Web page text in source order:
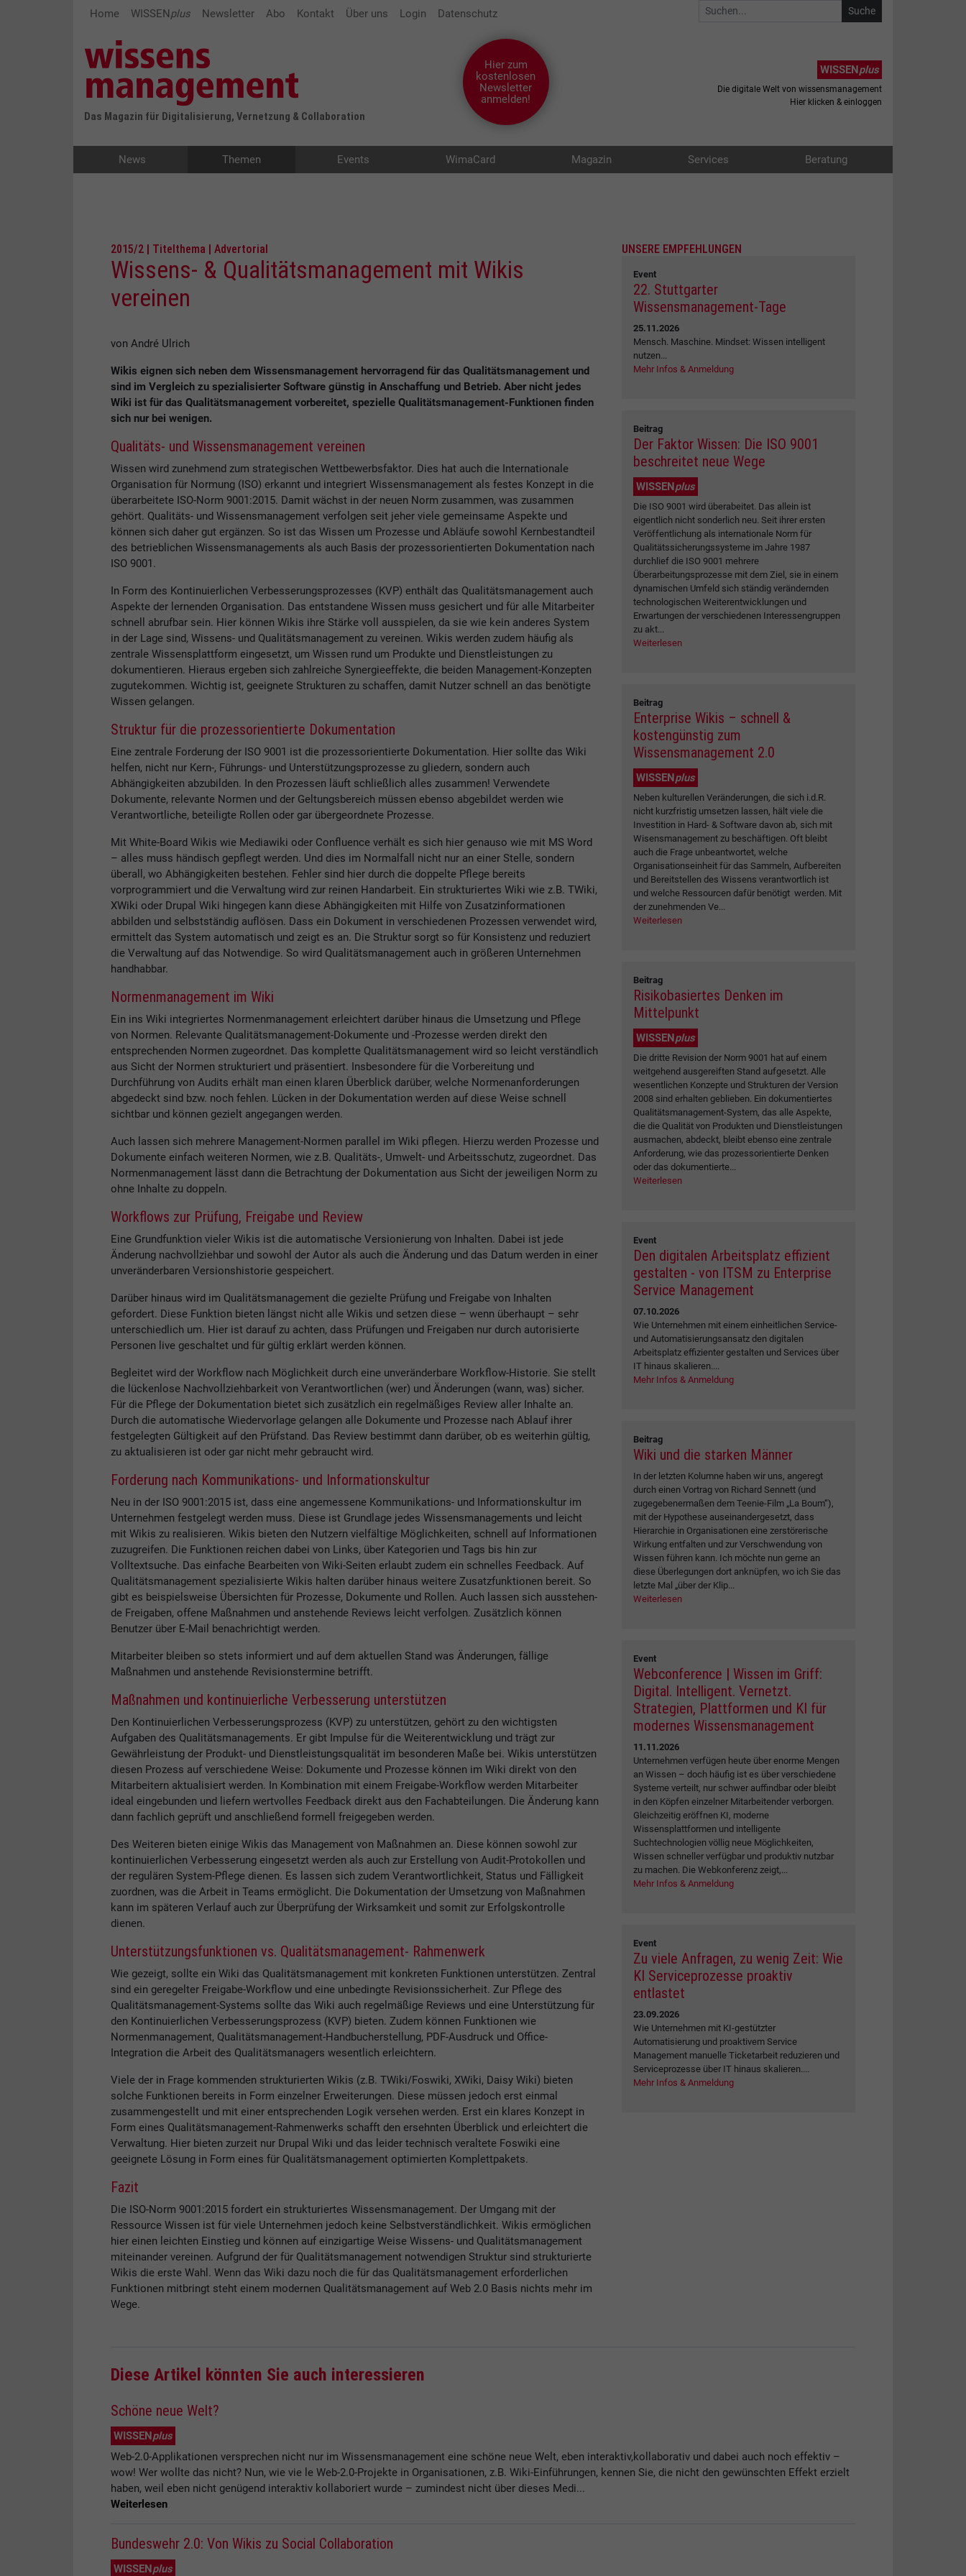
Home WISSENplus Newsletter Abo Kontakt Über uns Login Datenschutz
Das Magazin für Digitalisierung, Vernetzung & Collaboration
Hier zum
kostenlosen
Newsletter
anmelden!
WISSENplus
Die digitale Welt von wissensmanagement
Hier klicken & einloggen
News Themen Events WimaCard Magazin Services Beratung
2015/2 | Titelthema | Advertorial
Wissens- & Qualitätsmanagement mit Wikis
vereinen
von André Ulrich
Wikis eignen sich neben dem Wissensmanagement hervorragend für das Qualitätsmanagement und
sind im Vergleich zu spezialisierter Software günstig in Anschaffung und Betrieb. Aber nicht jedes
Wiki ist für das Qualitätsmanagement vorbereitet, spezielle Qualitätsmanagement-Funktionen finden
sich nur bei wenigen.
Qualitäts- und Wissensmanagement vereinen
Wissen wird zunehmend zum strategischen Wettbewerbsfaktor. Dies hat auch die Internationale
Organisation für Normung (ISO) erkannt und integriert Wissensmanagement als festes Konzept in die
überarbeitete ISO-Norm 9001:2015. Damit wächst in der neuen Norm zusammen, was zusammen
gehört. Qualitäts- und Wissensmanagement verfolgen seit jeher viele gemeinsame Aspekte und
können sich daher gut ergänzen. So ist das Wissen um Prozesse und Abläufe sowohl Kernbestandteil
des betrieblichen Wissensmanagements als auch Basis der prozessorientierten Dokumentation nach
ISO 9001.
In Form des Kontinuierlichen Verbesserungsprozesses (KVP) enthält das Qualitätsmanagement auch
Aspekte der lernenden Organisation. Das entstandene Wissen muss gesichert und für alle Mitarbeiter
schnell abrufbar sein. Hier können Wikis ihre Stärke voll ausspielen, da sie wie kein anderes System
in der Lage sind, Wissens- und Qualitätsmanagement zu vereinen. Wikis werden zudem häufig als
zentrale Wissensplattform eingesetzt, um Wissen rund um Produkte und Dienstleistungen zu
dokumentieren. Hieraus ergeben sich zahlreiche Synergieeffekte, die beiden Management-Konzepten
zugutekommen. Wichtig ist, geeignete Strukturen zu schaffen, damit Nutzer schnell an das benötigte
Wissen gelangen.
Struktur für die prozessorientierte Dokumentation
Eine zentrale Forderung der ISO 9001 ist die prozessorientierte Dokumentation. Hier sollte das Wiki
helfen, nicht nur Kern-, Führungs- und Unterstützungsprozesse zu gliedern, sondern auch
Abhängigkeiten abzubilden. In den Prozessen läuft schließlich alles zusammen! Verwendete
Dokumente, relevante Normen und der Geltungsbereich müssen ebenso abgebildet werden wie
Verantwortliche, beteiligte Rollen oder gar übergeordnete Prozesse.
Mit White-Board Wikis wie Mediawiki oder Confluence verhält es sich hier genauso wie mit MS Word
– alles muss händisch gepflegt werden. Und dies im Normalfall nicht nur an einer Stelle, sondern
überall, wo Abhängigkeiten bestehen. Fehler sind hier durch die doppelte Pflege bereits
vorprogrammiert und die Verwaltung wird zur reinen Handarbeit. Ein strukturiertes Wiki wie z.B. TWiki,
XWiki oder Drupal Wiki hingegen kann diese Abhängigkeiten mit Hilfe von Zusatzinformationen
abbilden und selbstständig auflösen. Dass ein Dokument in verschiedenen Prozessen verwendet wird,
ermittelt das System automatisch und zeigt es an. Die Struktur sorgt so für Konsistenz und reduziert
die Verwaltung auf das Notwendige. So wird Qualitätsmanagement auch in größeren Unternehmen
handhabbar.
Normenmanagement im Wiki
Ein ins Wiki integriertes Normenmanagement erleichtert darüber hinaus die Umsetzung und Pflege
von Normen. Relevante Qualitätsmanagement-Dokumente und -Prozesse werden direkt den
entsprechenden Normen zugeordnet. Das komplette Qualitätsmanagement wird so leicht verständlich
aus Sicht der Normen strukturiert und präsentiert. Insbesondere für die Vorbereitung und
Durchführung von Audits erhält man einen klaren Überblick darüber, welche Normenanforderungen
abgedeckt sind bzw. noch fehlen. Lücken in der Dokumentation werden auf diese Weise schnell
sichtbar und können gezielt angegangen werden.
Auch lassen sich mehrere Management-Normen parallel im Wiki pflegen. Hierzu werden Prozesse und
Dokumente einfach weiteren Normen, wie z.B. Qualitäts-, Umwelt- und Arbeitsschutz, zugeordnet. Das
Normenmanagement lässt dann die Betrachtung der Dokumentation aus Sicht der jeweiligen Norm zu
ohne Inhalte zu doppeln.
Workflows zur Prüfung, Freigabe und Review
Eine Grundfunktion vieler Wikis ist die automatische Versionierung von Inhalten. Dabei ist jede
Änderung nachvollziehbar und sowohl der Autor als auch die Änderung und das Datum werden in einer
unveränderbaren Versionshistorie gespeichert.
Darüber hinaus wird im Qualitätsmanagement die gezielte Prüfung und Freigabe von Inhalten
gefordert. Diese Funktion bieten längst nicht alle Wikis und setzen diese – wenn überhaupt – sehr
unterschiedlich um. Hier ist darauf zu achten, dass Prüfungen und Freigaben nur durch autorisierte
Personen live geschaltet und für gültig erklärt werden können.
Begleitet wird der Workflow nach Möglichkeit durch eine unveränderbare Workflow-Historie. Sie stellt
die lückenlose Nachvollziehbarkeit von Verantwortlichen (wer) und Änderungen (wann, was) sicher.
Für die Pflege der Dokumentation bietet sich zusätzlich ein regelmäßiges Review aller Inhalte an.
Durch die automatische Wiedervorlage gelangen alle Dokumente und Prozesse nach Ablauf ihrer
festgelegten Gültigkeit auf den Prüfstand. Das Review bestimmt dann darüber, ob es weiterhin gültig,
zu aktualisieren ist oder gar nicht mehr gebraucht wird.
Forderung nach Kommunikations- und Informationskultur
Neu in der ISO 9001:2015 ist, dass eine angemessene Kommunikations- und Informationskultur im
Unternehmen festgelegt werden muss. Diese ist Grundlage jedes Wissensmanagements und leicht
mit Wikis zu realisieren. Wikis bieten den Nutzern vielfältige Möglichkeiten, schnell auf Informationen
zuzugreifen. Die Funktionen reichen dabei von Links, über Kategorien und Tags bis hin zur
Volltextsuche. Das einfache Bearbeiten von Wiki-Seiten erlaubt zudem ein schnelles Feedback. Auf
Qualitätsmanagement spezialisierte Wikis halten darüber hinaus weitere Zusatzfunktionen bereit. So
gibt es beispielsweise Übersichten für Prozesse, Dokumente und Rollen. Auch lassen sich ausstehen-
de Freigaben, offene Maßnahmen und anstehende Reviews leicht verfolgen. Zusätzlich können
Benutzer über E-Mail benachrichtigt werden.
Mitarbeiter bleiben so stets informiert und auf dem aktuellen Stand was Änderungen, fällige
Maßnahmen und anstehende Revisionstermine betrifft.
Maßnahmen und kontinuierliche Verbesserung unterstützen
Den Kontinuierlichen Verbesserungsprozess (KVP) zu unterstützen, gehört zu den wichtigsten
Aufgaben des Qualitätsmanagements. Er gibt Impulse für die Weiterentwicklung und trägt zur
Gewährleistung der Produkt- und Dienstleistungsqualität im besonderen Maße bei. Wikis unterstützen
diesen Prozess auf verschiedene Weise: Dokumente und Prozesse können im Wiki direkt von den
Mitarbeitern aktualisiert werden. In Kombination mit einem Freigabe-Workflow werden Mitarbeiter
ideal eingebunden und liefern wertvolles Feedback direkt aus den Fachabteilungen. Die Änderung kann
dann fachlich geprüft und anschließend formell freigegeben werden.
Des Weiteren bieten einige Wikis das Management von Maßnahmen an. Diese können sowohl zur
kontinuierlichen Verbesserung eingesetzt werden als auch zur Erstellung von Audit-Protokollen und
der regulären System-Pflege dienen. Es lassen sich zudem Verantwortlichkeit, Status und Fälligkeit
zuordnen, was die Arbeit in Teams ermöglicht. Die Dokumentation der Umsetzung von Maßnahmen
kann im späteren Verlauf auch zur Überprüfung der Wirksamkeit und somit zur Erfolgskontrolle
dienen.
Unterstützungsfunktionen vs. Qualitätsmanagement- Rahmenwerk
Wie gezeigt, sollte ein Wiki das Qualitätsmanagement mit konkreten Funktionen unterstützen. Zentral
sind ein geregelter Freigabe-Workflow und eine unbedingte Revisionssicherheit. Zur Pflege des
Qualitätsmanagement-Systems sollte das Wiki auch regelmäßige Reviews und eine Unterstützung für
den Kontinuierlichen Verbesserungsprozess (KVP) bieten. Zudem können Funktionen wie
Normenmanagement, Qualitätsmanagement-Handbucherstellung, PDF-Ausdruck und Office-
Integration die Arbeit des Qualitätsmanagers wesentlich erleichtern.
Viele der in Frage kommenden strukturierten Wikis (z.B. TWiki/Foswiki, XWiki, Daisy Wiki) bieten
solche Funktionen bereits in Form einzelner Erweiterungen. Diese müssen jedoch erst einmal
zusammengestellt und mit einer entsprechenden Logik versehen werden. Erst ein klares Konzept in
Form eines Qualitätsmanagement-Rahmenwerks schafft den ersehnten Überblick und erleichtert die
Verwaltung. Hier bieten zurzeit nur Drupal Wiki und das leider technisch veraltete Foswiki eine
geeignete Lösung in Form eines für Qualitätsmanagement optimierten Komplettpakets.
Fazit
Die ISO-Norm 9001:2015 fordert ein strukturiertes Wissensmanagement. Der Umgang mit der
Ressource Wissen ist für viele Unternehmen jedoch keine Selbstverständlichkeit. Wikis ermöglichen
hier einen leichten Einstieg und können auf einzigartige Weise Wissens- und Qualitätsmanagement
miteinander vereinen. Aufgrund der für Qualitätsmanagement notwendigen Struktur sind strukturierte
Wikis die erste Wahl. Wenn das Wiki dazu noch die für das Qualitätsmanagement erforderlichen
Funktionen mitbringt steht einem modernen Qualitätsmanagement auf Web 2.0 Basis nichts mehr im
Wege.
UNSERE EMPFEHLUNGEN
Event
22. Stuttgarter
Wissensmanagement-Tage
25.11.2026
Mensch. Maschine. Mindset: Wissen intelligent
nutzen...
Mehr Infos & Anmeldung
Beitrag
Der Faktor Wissen: Die ISO 9001
beschreitet neue Wege
WISSENplus
Die ISO 9001 wird überabeitet. Das allein ist
eigentlich nicht sonderlich neu. Seit ihrer ersten
Veröffentlichung als internationale Norm für
Qualitätssicherungssysteme im Jahre 1987
durchlief die ISO 9001 mehrere
Überarbeitungsprozesse mit dem Ziel, sie in einem
dynamischen Umfeld sich ständig verändernden
technologischen Weiterentwicklungen und
Erwartungen der verschiedenen Interessengruppen
zu akt...
Weiterlesen
Beitrag
Enterprise Wikis – schnell &
kostengünstig zum
Wissensmanagement 2.0
WISSENplus
Neben kulturellen Veränderungen, die sich i.d.R.
nicht kurzfristig umsetzen lassen, hält viele die
Investition in Hard- & Software davon ab, sich mit
Wisensmanagement zu beschäftigen. Oft bleibt
auch die Frage unbeantwortet, welche
Organisationseinheit für das Sammeln, Aufbereiten
und Bereitstellen des Wissens verantwortlich ist
und welche Ressourcen dafür benötigt werden. Mit
der zunehmenden Ve...
Weiterlesen
Beitrag
Risikobasiertes Denken im
Mittelpunkt
WISSENplus
Die dritte Revision der Norm 9001 hat auf einem
weitgehend ausgereiften Stand aufgesetzt. Alle
wesentlichen Konzepte und Strukturen der Version
2008 sind erhalten geblieben. Ein dokumentiertes
Qualitätsmanagement-System, das alle Aspekte,
die die Qualität von Produkten und Dienstleistungen
ausmachen, abdeckt, bleibt ebenso eine zentrale
Anforderung, wie das prozessorientierte Denken
oder das dokumentierte...
Weiterlesen
Event
Den digitalen Arbeitsplatz effizient
gestalten - von ITSM zu Enterprise
Service Management
07.10.2026
Wie Unternehmen mit einem einheitlichen Service-
und Automatisierungsansatz den digitalen
Arbeitsplatz effizienter gestalten und Services über
IT hinaus skalieren....
Mehr Infos & Anmeldung
Beitrag
Wiki und die starken Männer
In der letzten Kolumne haben wir uns, angeregt
durch einen Vortrag von Richard Sennett (und
zugegebenermaßen dem Teenie-Film „La Boum“),
mit der Hypothese auseinandergesetzt, dass
Hierarchie in Organisationen eine zerstörerische
Wirkung entfalten und zur Verschwendung von
Wissen führen kann. Ich möchte nun gerne an
diese Überlegungen dort anknüpfen, wo ich Sie das
letzte Mal „über der Klip...
Weiterlesen
Event
Webconference | Wissen im Griff:
Digital. Intelligent. Vernetzt.
Strategien, Plattformen und KI für
modernes Wissensmanagement
11.11.2026
Unternehmen verfügen heute über enorme Mengen
an Wissen – doch häufig ist es über verschiedene
Systeme verteilt, nur schwer auffindbar oder bleibt
in den Köpfen einzelner Mitarbeitender verborgen.
Gleichzeitig eröffnen KI, moderne
Wissensplattformen und intelligente
Suchtechnologien völlig neue Möglichkeiten,
Wissen schneller verfügbar und produktiv nutzbar
zu machen. Die Webkonferenz zeigt,...
Mehr Infos & Anmeldung
Event
Zu viele Anfragen, zu wenig Zeit: Wie
KI Serviceprozesse proaktiv
entlastet
23.09.2026
Wie Unternehmen mit KI-gestützter
Automatisierung und proaktivem Service
Management manuelle Ticketarbeit reduzieren und
Serviceprozesse über IT hinaus skalieren....
Mehr Infos & Anmeldung
Diese Artikel könnten Sie auch interessieren
Schöne neue Welt?
WISSEN plus
Web-2.0-Applikationen versprechen nicht nur im Wissensmanagement eine schöne neue Welt, eben interaktiv,kollaborativ und dabei auch noch effektiv –
wow! Wer wollte das nicht? Nun, wie vie le Web-2.0-Projekte in Organisationen, z.B. Wiki-Einführungen, kennen Sie, die nicht den gewünschten Effekt erzielt
haben, weil eben nicht genügend interaktiv kollaboriert wurde – zumindest nicht über dieses Medi...
Weiterlesen
Bundeswehr 2.0: Von Wikis zu Social Collaboration
WISSENplus